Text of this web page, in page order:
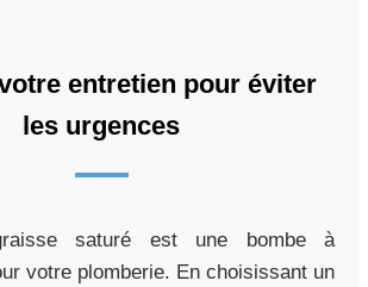
entretien pour éviter
les urgences
saturé est une bombe à
votre plomberie. En choisissant un